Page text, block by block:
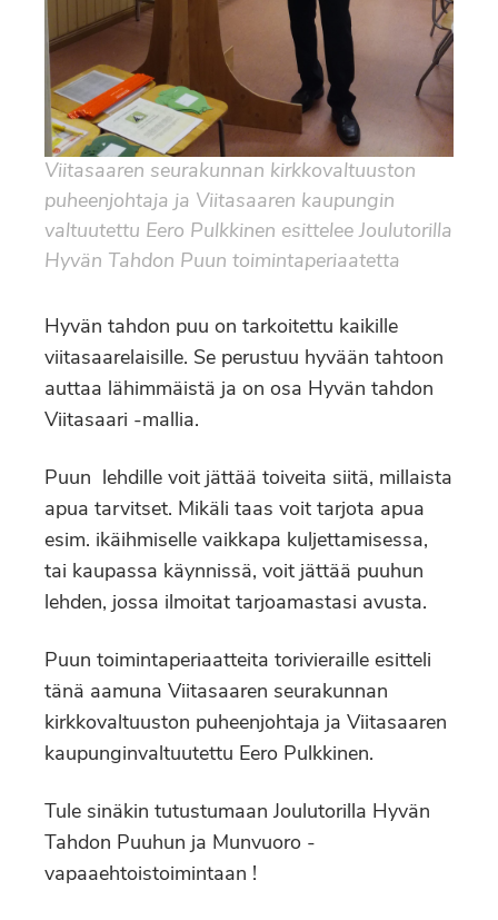
Viitasaaren seurakunnan kirkkovaltuuston
puheenjohtaja ja Viitasaaren kaupungin
valtuutettu Eero Pulkkinen esittelee Joulutorilla
Hyvän Tahdon Puun toimintaperiaatetta
Hyvän tahdon puu on tarkoitettu kaikille
viitasaarelaisille. Se perustuu hyvään tahtoon
auttaa lähimmäistä ja on osa Hyvän tahdon
Viitasaari -mallia.
Puun lehdille voit jättää toiveita siitä, millaista
apua tarvitset. Mikäli taas voit tarjota apua
esim. ikäihmiselle vaikkapa kuljettamisessa,
tai kaupassa käynnissä, voit jättää puuhun
lehden, jossa ilmoitat tarjoamastasi avusta.
Puun toimintaperiaatteita torivieraille esitteli
tänä aamuna Viitasaaren seurakunnan
kirkkovaltuuston puheenjohtaja ja Viitasaaren
kaupunginvaltuutettu Eero Pulkkinen.
Tule sinäkin tutustumaan Joulutorilla Hyvän
Tahdon Puuhun ja Munvuoro -
vapaaehtoistoimintaan !